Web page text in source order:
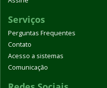
Serviços
Perguntas Frequentes
Contato
Acesso a sistemas
Comunicação